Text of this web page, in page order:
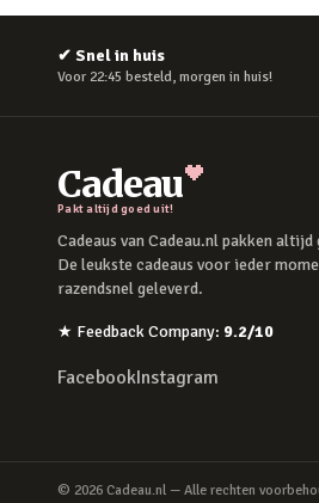
✔ Snel in huis
Voor 22:45 besteld, morgen in huis!
Cadeau
Pakt altijd goed uit!
Cadeaus van Cadeau.nl pakken
De leukste cadeaus voor ieder
razendsnel geleverd.
★ Feedback Company: 9.2/10
FacebookInstagram
© 2026 Cadeau.nl — Alle rechten